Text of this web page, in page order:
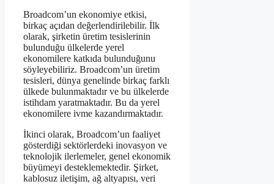
Broadcom’un ekonomiye etkisi,
birkaç açıdan değerlendirilebilir. İlk
olarak, şirketin üretim tesislerinin
bulunduğu ülkelerde yerel
ekonomilere katkıda bulunduğunu
söyleyebiliriz. Broadcom’un üretim
tesisleri, dünya genelinde birkaç farklı
ülkede bulunmaktadır ve bu ülkelerde
istihdam yaratmaktadır. Bu da yerel
ekonomilere ivme kazandırmaktadır.
İkinci olarak, Broadcom’un faaliyet
gösterdiği sektörlerdeki inovasyon ve
teknolojik ilerlemeler, genel ekonomik
büyümeyi desteklemektedir. Şirket,
kablosuz iletişim, ağ altyapısı, veri